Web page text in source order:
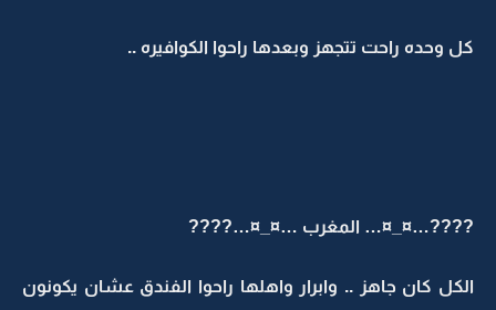
كل وحده راحت تتجهز وبعدها راحوا الكوافيره ..
????…¤_¤… المغرب …¤_¤…????
الكل كان جاهز .. وابرار واهلها راحوا الفندق عشان يكونون